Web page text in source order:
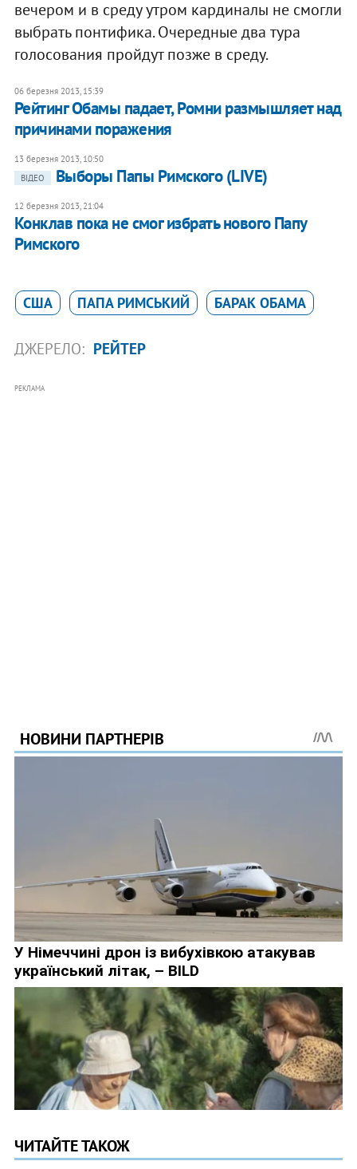
вечером и в среду утром кардиналы не смогли
выбрать понтифика. Очередные два тура
голосования пройдут позже в среду.
06 березня 2013, 15:39
Рейтинг Обамы падает, Ромни размышляет над
причинами поражения
13 березня 2013, 10:50
ВІДЕО
Выборы Папы Римского (LIVE)
12 березня 2013, 21:04
Конклав пока не смог избрать нового Папу
Римского
США ПАПА РИМСЬКИЙ БАРАК ОБАМА
ДЖЕРЕЛО: РЕЙТЕР
РЕКЛАМА
ЧИТАЙТЕ ТАКОЖ